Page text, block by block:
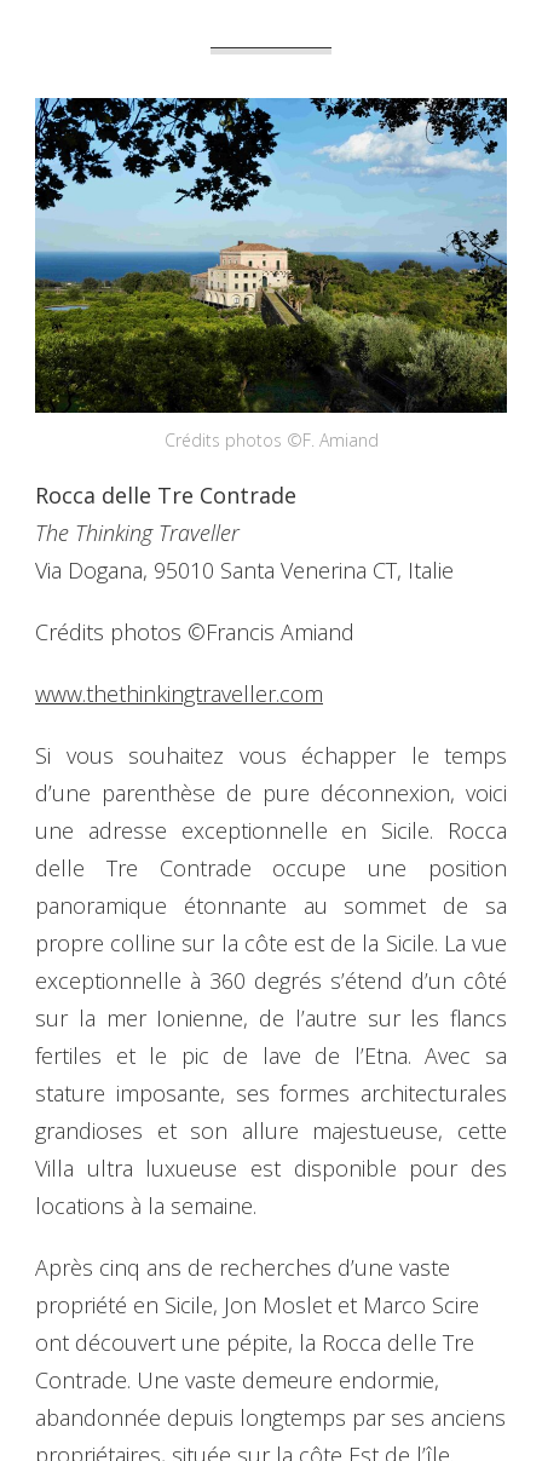
Crédits photos ©F. Amiand
Rocca delle Tre Contrade
The Thinking Traveller
Via Dogana, 95010 Santa Venerina CT, Italie
Crédits photos ©Francis Amiand
www.thethinkingtraveller.com
Si vous souhaitez vous échapper le temps
d’une parenthèse de pure déconnexion, voici
une adresse exceptionnelle en Sicile. Rocca
delle Tre Contrade occupe une position
panoramique étonnante au sommet de sa
propre colline sur la côte est de la Sicile. La vue
exceptionnelle à 360 degrés s’étend d’un côté
sur la mer Ionienne, de l’autre sur les flancs
fertiles et le pic de lave de l’Etna. Avec sa
stature imposante, ses formes architecturales
grandioses et son allure majestueuse, cette
Villa ultra luxueuse est disponible pour des
locations à la semaine.
Après cinq ans de recherches d’une vaste
propriété en Sicile, Jon Moslet et Marco Scire
ont découvert une pépite, la Rocca delle Tre
Contrade. Une vaste demeure endormie,
abandonnée depuis longtemps par ses anciens
propriétaires, située sur la côte Est de l’île.